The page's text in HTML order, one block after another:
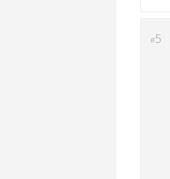
#5